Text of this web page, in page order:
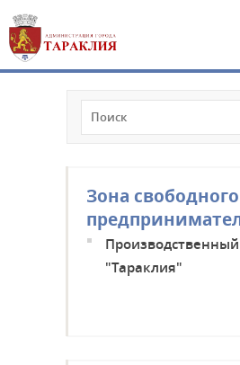
Зона свободного
"Тараклия"